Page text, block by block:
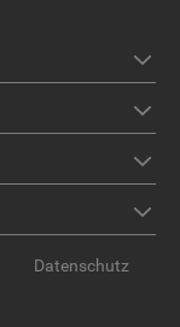
Datenschutz